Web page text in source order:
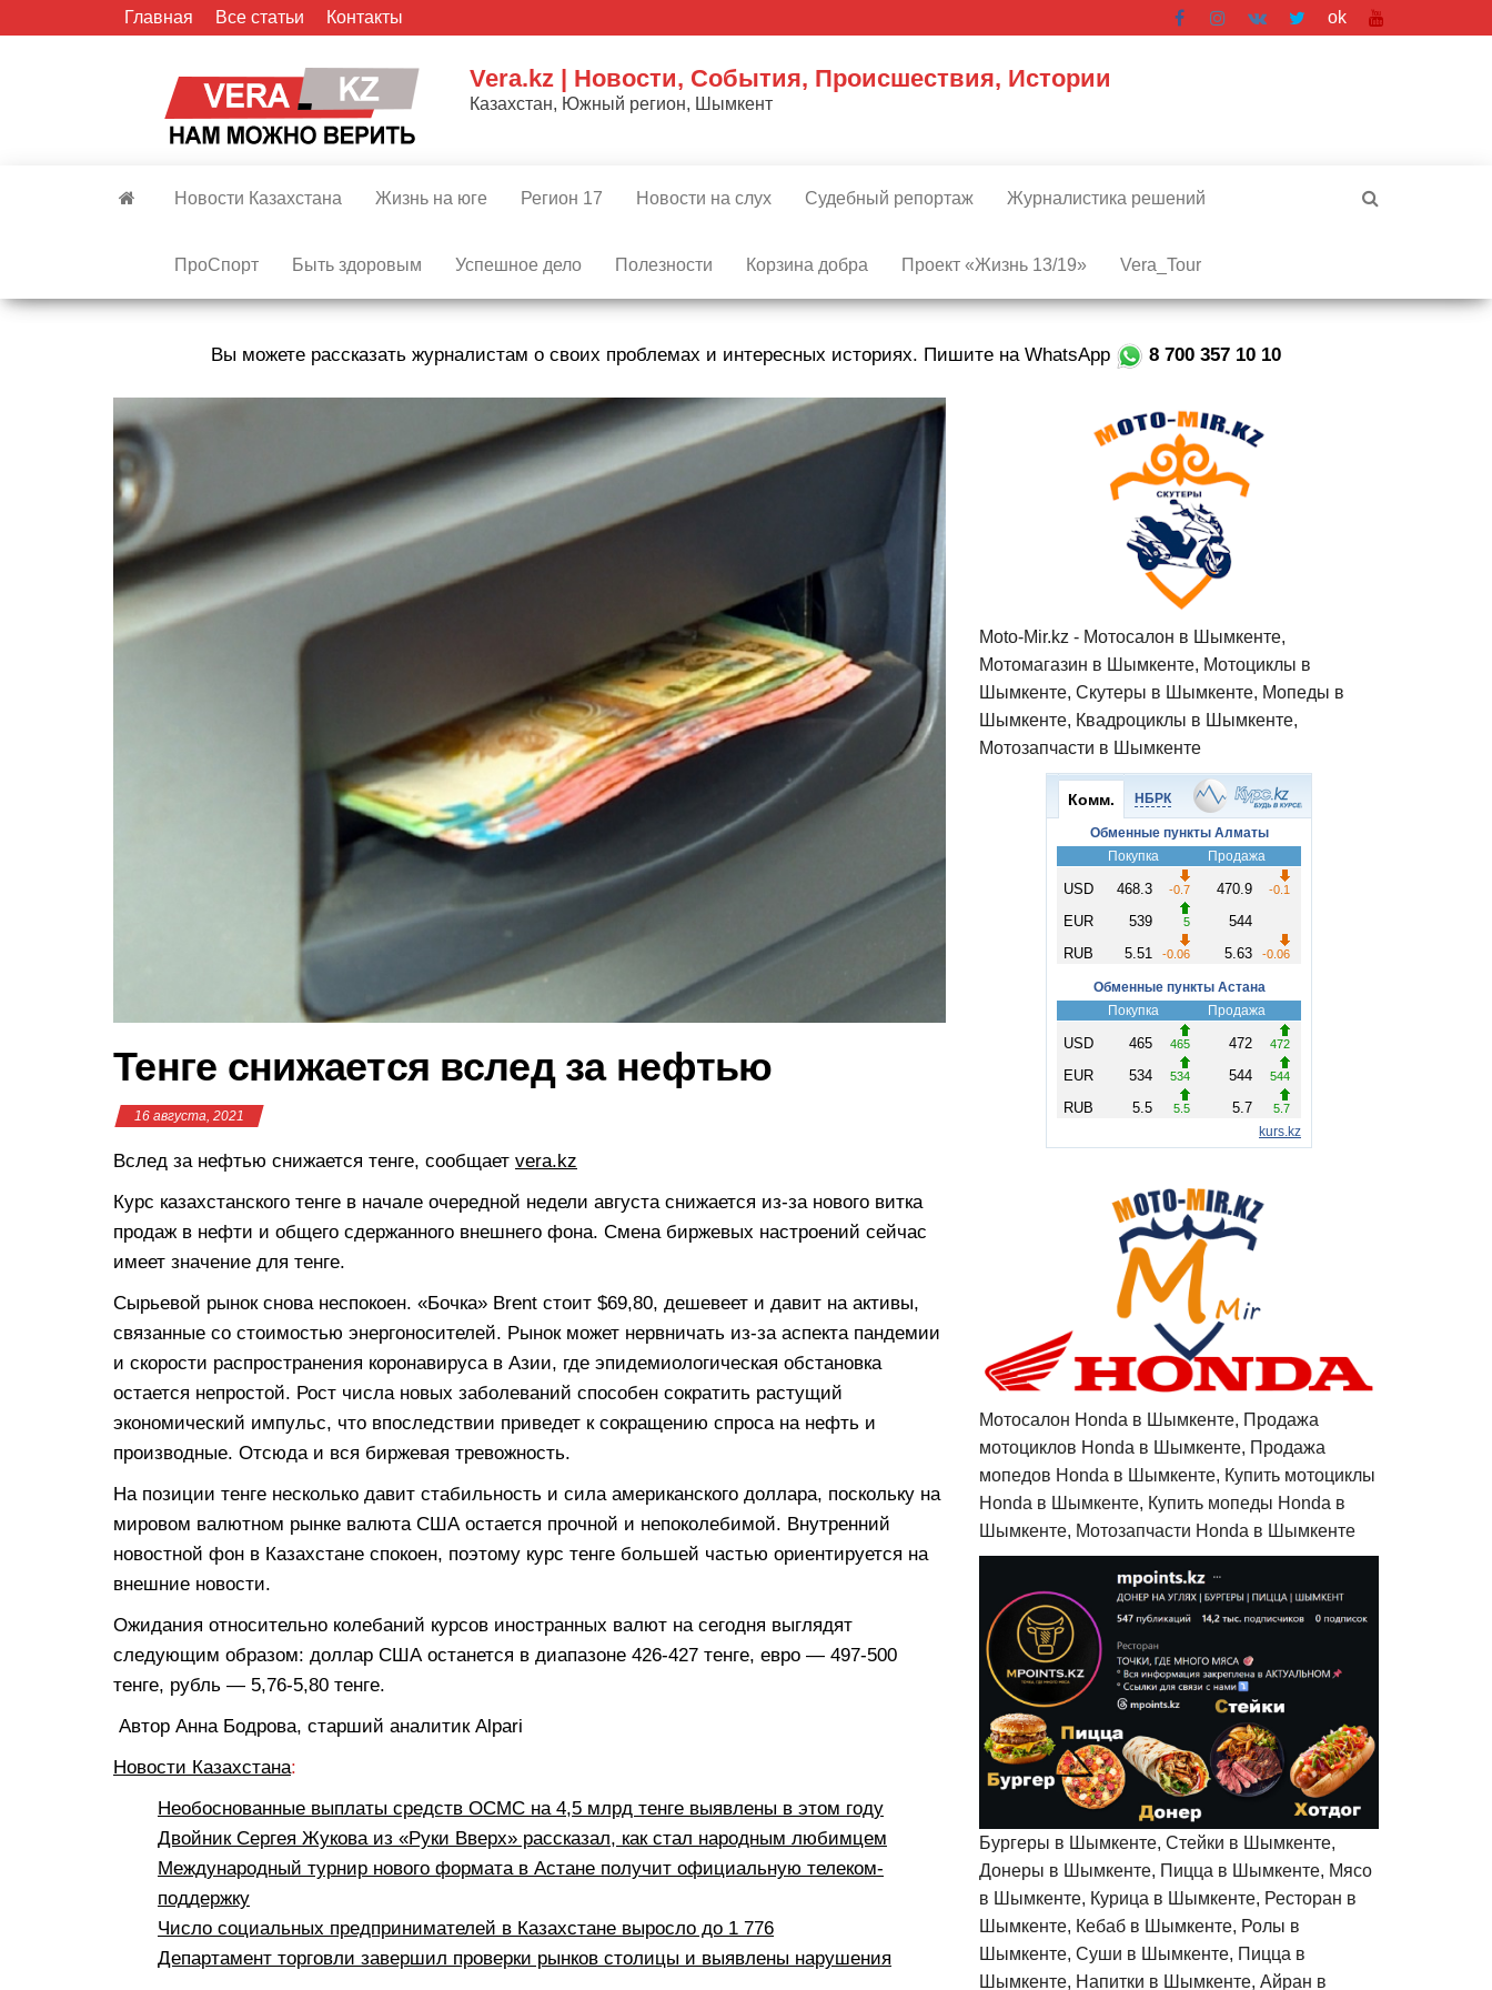
Главная Все статьи Контакты ok
Vera.kz | Новости, События, Происшествия, Истории
Казахстан, Южный регион, Шымкент
Новости Казахстана Жизнь на юге Регион 17 Новости на слух Судебный репортаж Журналистика решений
ПроСпорт Быть здоровым Успешное дело Полезности Корзина добра Проект «Жизнь 13/19» Vera_Tour
Вы можете рассказать журналистам о своих проблемах и интересных историях. Пишите на WhatsApp 8 700 357 10 10
Тенге снижается вслед за нефтью
16 августа, 2021
Вслед за нефтью снижается тенге, сообщает vera.kz
Курс казахстанского тенге в начале очередной недели августа снижается из-за нового витка
продаж в нефти и общего сдержанного внешнего фона. Смена биржевых настроений сейчас
имеет значение для тенге.
Сырьевой рынок снова неспокоен. «Бочка» Brent стоит $69,80, дешевеет и давит на активы,
связанные со стоимостью энергоносителей. Рынок может нервничать из-за аспекта пандемии
и скорости распространения коронавируса в Азии, где эпидемиологическая обстановка
остается непростой. Рост числа новых заболеваний способен сократить растущий
экономический импульс, что впоследствии приведет к сокращению спроса на нефть и
производные. Отсюда и вся биржевая тревожность.
На позиции тенге несколько давит стабильность и сила американского доллара, поскольку на
мировом валютном рынке валюта США остается прочной и непоколебимой. Внутренний
новостной фон в Казахстане спокоен, поэтому курс тенге большей частью ориентируется на
внешние новости.
Ожидания относительно колебаний курсов иностранных валют на сегодня выглядят
следующим образом: доллар США останется в диапазоне 426-427 тенге, евро — 497-500
тенге, рубль — 5,76-5,80 тенге.
Автор Анна Бодрова, старший аналитик Alpari
Новости Казахстана:
Необоснованные выплаты средств ОСМС на 4,5 млрд тенге выявлены в этом году
Двойник Сергея Жукова из «Руки Вверх» рассказал, как стал народным любимцем
Международный турнир нового формата в Астане получит официальную телеком-
поддержку
Число социальных предпринимателей в Казахстане выросло до 1 776
Департамент торговли завершил проверки рынков столицы и выявлены нарушения
Moto-Mir.kz - Мотосалон в Шымкенте,
Мотомагазин в Шымкенте, Мотоциклы в
Шымкенте, Скутеры в Шымкенте, Мопеды в
Шымкенте, Квадроциклы в Шымкенте,
Мотозапчасти в Шымкенте
Мотосалон Honda в Шымкенте, Продажа
мотоциклов Honda в Шымкенте, Продажа
мопедов Honda в Шымкенте, Купить мотоциклы
Honda в Шымкенте, Купить мопеды Honda в
Шымкенте, Мотозапчасти Honda в Шымкенте
Бургеры в Шымкенте, Стейки в Шымкенте,
Донеры в Шымкенте, Пицца в Шымкенте, Мясо
в Шымкенте, Курица в Шымкенте, Ресторан в
Шымкенте, Кебаб в Шымкенте, Ролы в
Шымкенте, Суши в Шымкенте, Пицца в
Шымкенте, Напитки в Шымкенте, Айран в